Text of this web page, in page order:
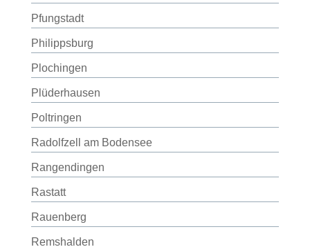
Pfungstadt
Philippsburg
Plochingen
Plüderhausen
Poltringen
Radolfzell am Bodensee
Rangendingen
Rastatt
Rauenberg
Remshalden